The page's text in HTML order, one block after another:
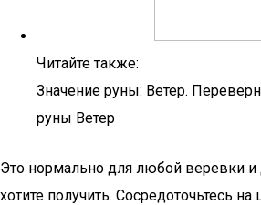
Читайте также:
Значение руны: Ветер.
руны Ветер
Это нормально для любой веревки и
хотите получить. Сосредоточьтесь на